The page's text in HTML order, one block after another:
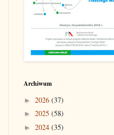
Archiwum
► 2026 (37)
► 2025 (58)
► 2024 (35)